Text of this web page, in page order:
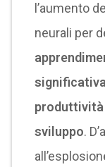
l’aumento
neurali per
produttività
sviluppo.